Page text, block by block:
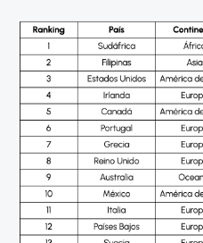
México
es
uno
los
países
más
generosos
del
mundo